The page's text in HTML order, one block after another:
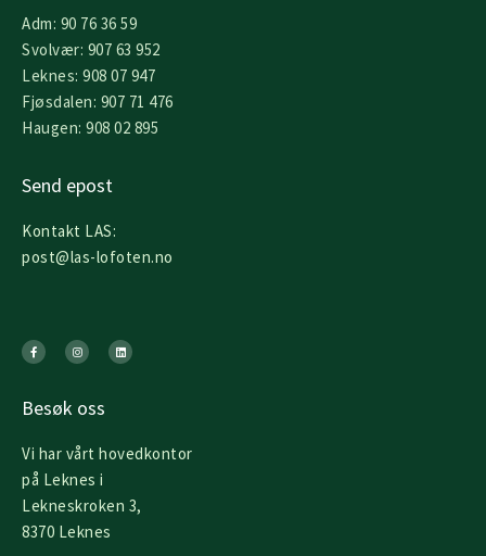
Adm: 90 76 36 59
Svolvær: 907 63 952
Leknes: 908 07 947
Fjøsdalen: 907 71 476
Haugen: 908 02 895
Send epost
Kontakt LAS:
post@las-lofoten.no
c
e
b
-
s
t
a
m
n
k
e
Besøk oss
Vi har vårt hovedkontor
på Leknes i
Lekneskroken 3,
8370 Leknes